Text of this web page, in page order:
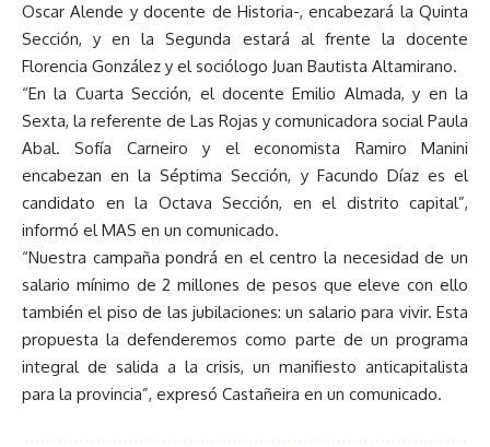
Oscar Alende y docente de Historia-, encabezará la Quinta
Sección, y en la Segunda estará al frente la docente
Florencia González y el sociólogo Juan Bautista Altamirano.
“En la Cuarta Sección, el docente Emilio Almada, y en la
Sexta, la referente de Las Rojas y comunicadora social Paula
Abal. Sofía Carneiro y el economista Ramiro Manini
encabezan en la Séptima Sección, y Facundo Díaz es el
candidato en la Octava Sección, en el distrito capital”,
informó el MAS en un comunicado.
“Nuestra campaña pondrá en el centro la necesidad de un
salario mínimo de 2 millones de pesos que eleve con ello
también el piso de las jubilaciones: un salario para vivir. Esta
propuesta la defenderemos como parte de un programa
integral de salida a la crisis, un manifiesto anticapitalista
para la provincia”, expresó Castañeira en un comunicado.